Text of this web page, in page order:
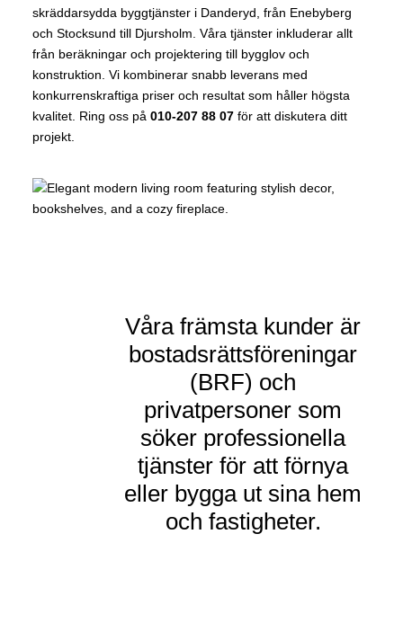
skräddarsydda byggtjänster i Danderyd, från Enebyberg
och Stocksund till Djursholm. Våra tjänster inkluderar allt
från beräkningar och projektering till bygglov och
konstruktion. Vi kombinerar snabb leverans med
konkurrenskraftiga priser och resultat som håller högsta
kvalitet. Ring oss på 010-207 88 07för att diskutera ditt
projekt.
Våra främsta kunder är
bostadsrättsföreningar
(BRF) och
privatpersoner som
söker professionella
tjänster för att förnya
eller bygga ut sina hem
och fastigheter.